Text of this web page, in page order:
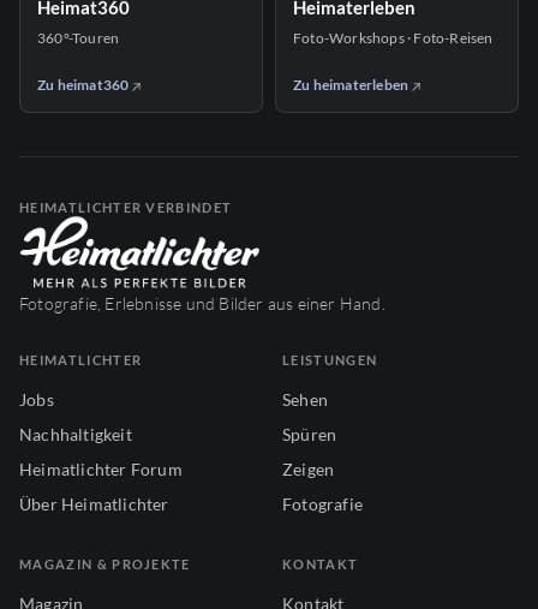
Heimat360
360°-Touren
Zu heimat360
Heimaterleben
Foto-Workshops · Foto-Reisen
Zu heimaterleben
HEIMATLICHTER VERBINDET
Fotografie, Erlebnisse und Bilder aus einer Hand.
HEIMATLICHTER
Jobs
Nachhaltigkeit
Heimatlichter Forum
Über Heimatlichter
LEISTUNGEN
Sehen
Spüren
Zeigen
Fotografie
MAGAZIN & PROJEKTE
Magazin
KONTAKT
Kontakt